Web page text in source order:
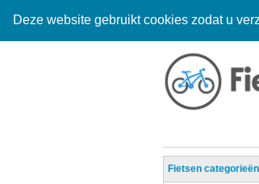
Deze website gebruikt cookies zodat u
Fietsen categorieën